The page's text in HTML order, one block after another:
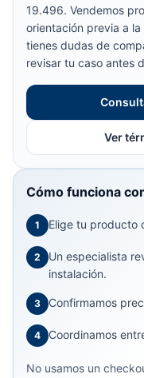
19.496. Vendemos
orientación previa a
tienes dudas de
revisar tu caso antes
Ver
Cómo funciona
1 Elige tu producto
2
Un especialista
instalación.
3 Confirmamos
4 Coordinamos
No usamos un